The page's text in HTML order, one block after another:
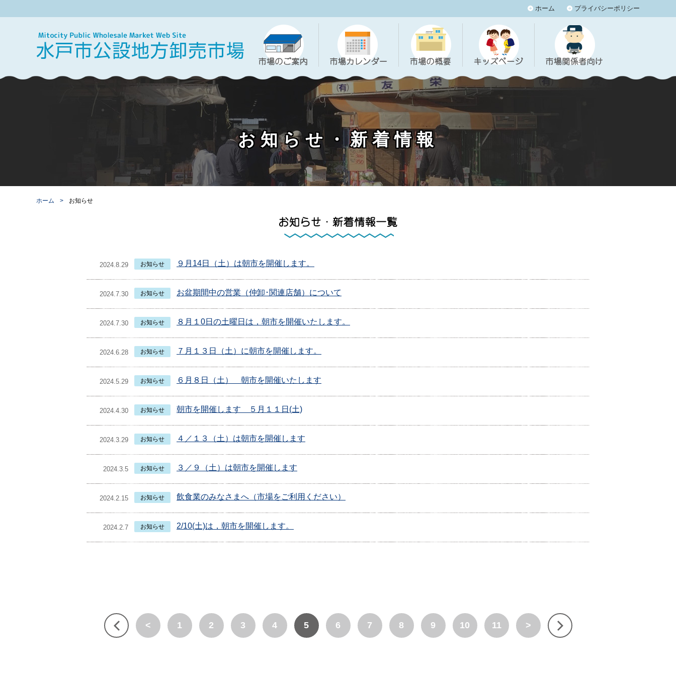
ホーム プライバシーポリシー
お知らせ・新着情報
ホーム お知らせ
2024.8.29 お知らせ ９月14日（土）は朝市を開催します。
2024.7.30 お知らせ お盆期間中の営業（仲卸･関連店舗）について
2024.7.30 お知らせ ８月１0日の土曜日は，朝市を開催いたします。
2024.6.28 お知らせ ７月１３日（土）に朝市を開催します。
2024.5.29 お知らせ ６月８日（土） 朝市を開催いたします
2024.4.30 お知らせ 朝市を開催します ５月１１日(土)
2024.3.29 お知らせ ４／１３（土）は朝市を開催します
2024.3.5 お知らせ ３／９（土）は朝市を開催します
2024.2.15 お知らせ 飲食業のみなさまへ（市場をご利用ください）
2024.2.7 お知らせ 2/10(土)は，朝市を開催します。
< 1 2 3 4 5 6 7 8 9 10 11 >